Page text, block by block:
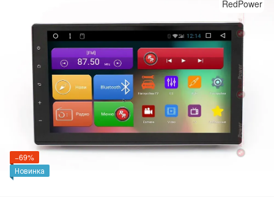
−69%
Новинка